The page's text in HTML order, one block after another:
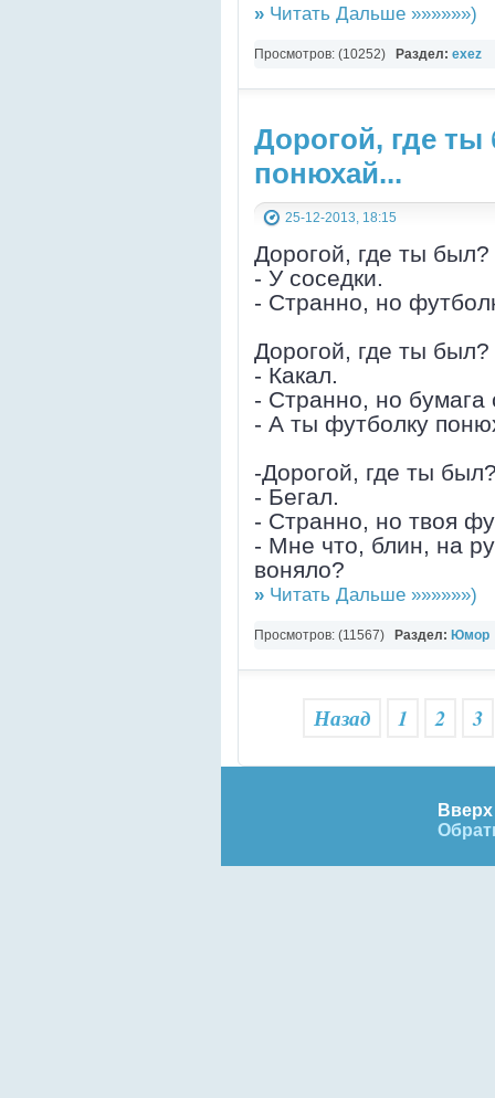
» Читать Дальше »»»»»»)
Просмотров: (10252) Раздел: exez
Дорогой, где
понюхай...
25-12-2013, 18:15
Дорогой, где ты был?
- У соседки.
- Странно, но
Дорогой, где ты был?
- Какал.
- Странно, но бумага
- А ты футболку
-Дорогой, где ты
- Бегал.
- Странно, но твоя
- Мне что, блин, на
воняло?
» Читать Дальше »»»»»»)
Просмотров: (11567) Раздел: Юмор
Назад 1 2 3
Вверх